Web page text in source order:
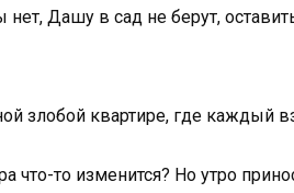
Дашу в сад не берут,
злобой квартире, где каждый
то изменится? Но утро